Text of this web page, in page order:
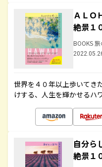
ＡＬＯ
絶景１
BOOKS
世界を４０年以上歩いてき
けする、人生を輝かせるハ
自分ら
絶景１